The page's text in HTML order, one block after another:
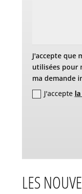
J'accepte que
utilisées pour
ma demande
J'accepte
LES